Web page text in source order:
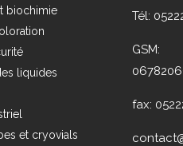
biochimie
liquides
et cryovials
Tél:
GSM:
fax: